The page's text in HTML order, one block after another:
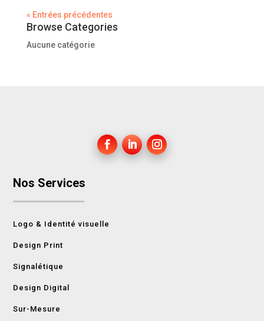
« Entrées précédentes
Browse Categories
Aucune catégorie
Nos Services
Logo & Identité visuelle
Design Print
Signalétique
Design Digital
Sur-Mesure